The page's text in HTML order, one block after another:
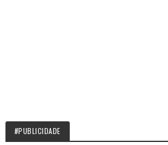
#PUBLICIDADE